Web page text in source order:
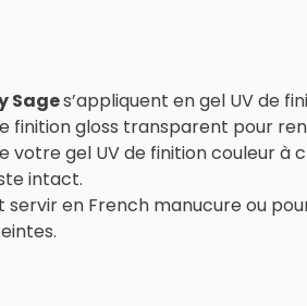
Sages’appliquent en gel UV de
finition gloss transparent pour
gel UV de finition couleur à
intact.
en French manucure ou